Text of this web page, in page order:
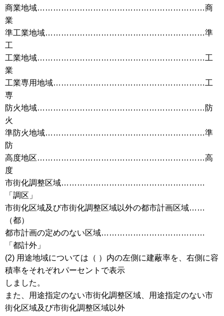
商業地域………………………………………………………商
業
準工業地域……………………………………………………準
工
工業地域………………………………………………………工
業
工業専用地域…………………………………………………工
専
防火地域………………………………………………………防
火
準防火地域……………………………………………………準
防
高度地区………………………………………………………高
度
市街化調整区域………………………………………………
「調区」
市街化区域及び市街化調整区域以外の都市計画区域……
（都）
都市計画の定めのない区域…………………………………
「都計外」
(2) 用途地域については（ ）内の左側に建蔽率を、右側に容
積率をそれぞれパーセントで表示
しました。
また、用途指定のない市街化調整区域、用途指定のない市
街化区域及び市街化調整区域以外